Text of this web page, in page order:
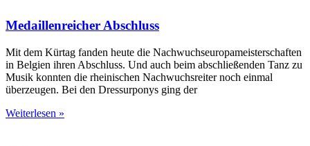
Medaillenreicher Abschluss
Mit dem Kürtag fanden heute die Nachwuchseuropameisterschaften
in Belgien ihren Abschluss. Und auch beim abschließenden Tanz zu
Musik konnten die rheinischen Nachwuchsreiter noch einmal
überzeugen. Bei den Dressurponys ging der
Weiterlesen »